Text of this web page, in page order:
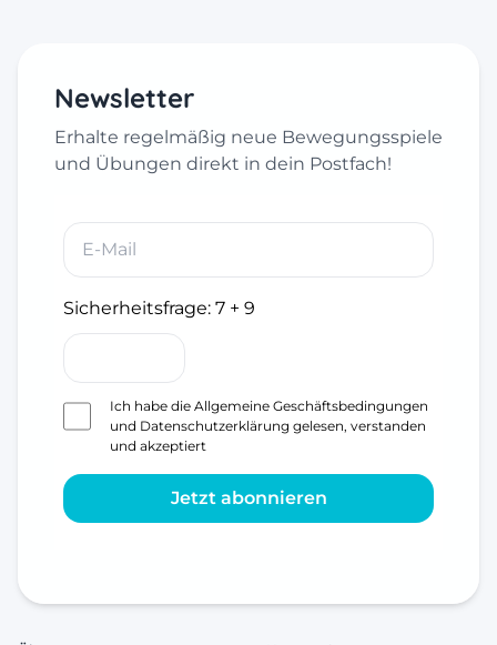
Newsletter
Erhalte regelmäßig neue Bewegungsspiele
und Übungen direkt in dein Postfach!
Sicherheitsfrage: 7 + 9
Ich habe die Allgemeine Geschäftsbedingungen
und Datenschutzerklärung gelesen, verstanden
und akzeptiert
Jetzt abonnieren